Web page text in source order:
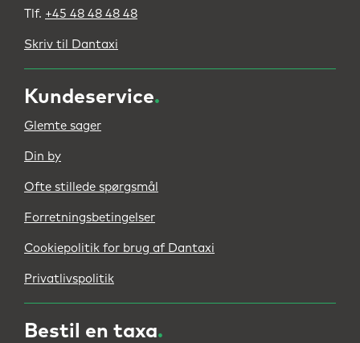
Tlf. +45 48 48 48 48
Skriv til Dantaxi
Kundeservice.
Glemte sager
Din by
Ofte stillede spørgsmål
Forretningsbetingelser
Cookiepolitik for brug af Dantaxi
Privatlivspolitik
Bestil en taxa.